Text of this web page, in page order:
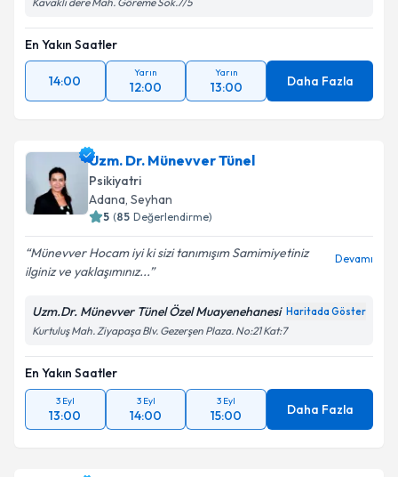
En Yakın Saatler
14:00
Yarın
12:00
Yarın
13:00 Daha Fazla
Uzm. Dr. Münevver Tünel
Psikiyatri
Adana, Seyhan
5 (85 Değerlendirme)
Münevver Hocam iyi ki sizi tanımışım Samimiyetiniz
ilginiz ve yaklaşımınız...
Devamı
Uzm.Dr. Münevver Tünel Özel Muayenehanesi Haritada Göster
Kurtuluş Mah. Ziyapaşa Blv. Gezerşen Plaza. No:21 Kat:7
En Yakın Saatler
3 Eyl
13:00
3 Eyl
14:00
3 Eyl
15:00 Daha Fazla